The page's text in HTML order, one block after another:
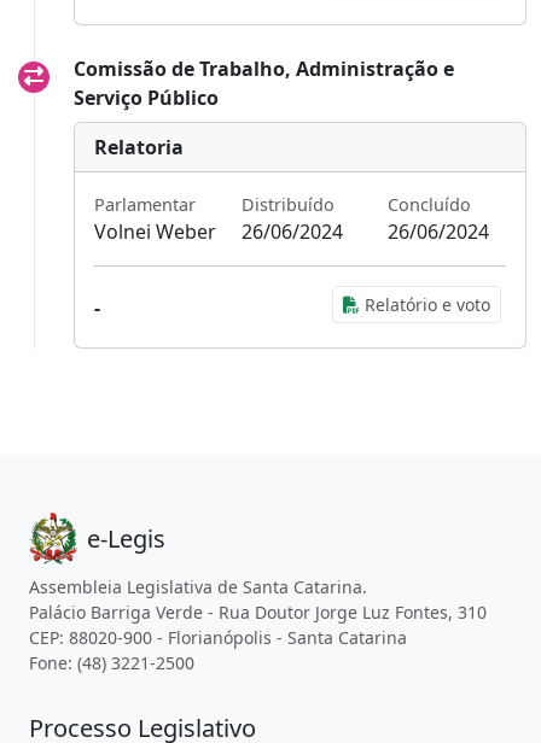
Comissão de Trabalho, Administração e
Serviço Público
Relatoria
Parlamentar Distribuído Concluído
Volnei Weber 26/06/2024 26/06/2024
- Relatório e voto
e-Legis
Assembleia Legislativa de Santa Catarina.
Palácio Barriga Verde - Rua Doutor Jorge Luz Fontes, 310
CEP: 88020-900 - Florianópolis - Santa Catarina
Fone: (48) 3221-2500
Processo Legislativo